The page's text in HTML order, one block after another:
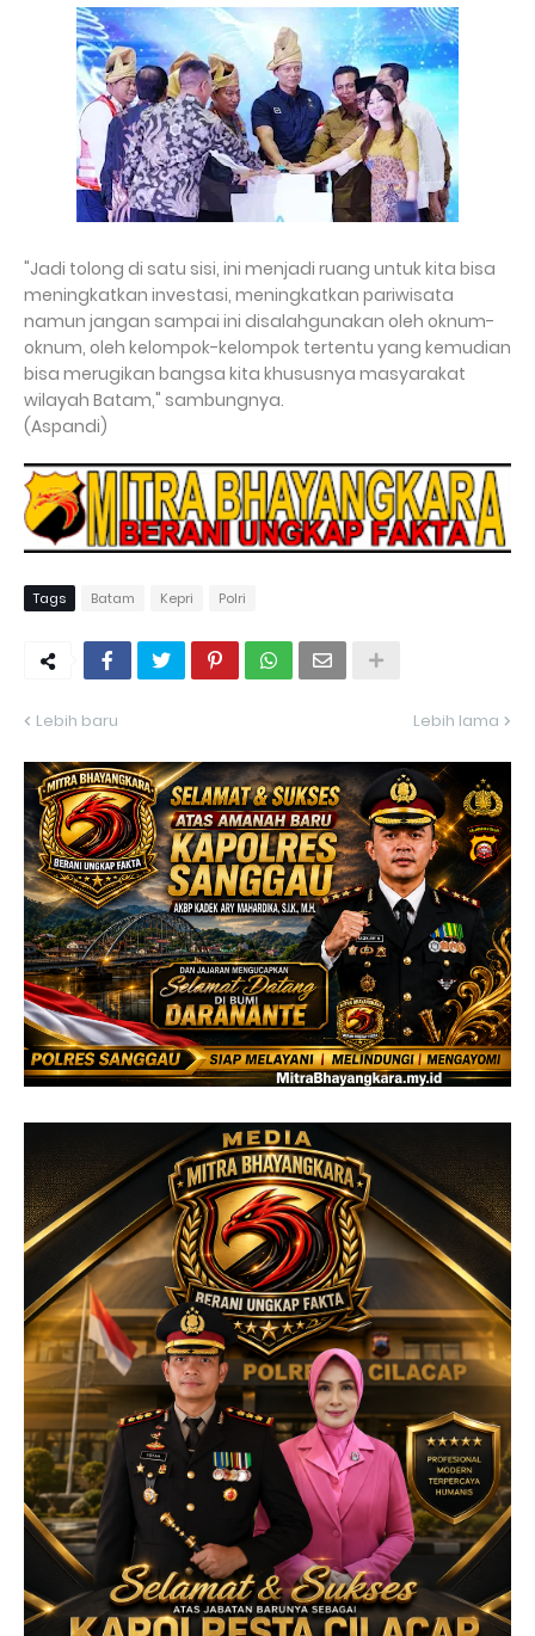
"Jadi tolong di satu sisi, ini menjadi ruang untuk kita bisa
meningkatkan investasi, meningkatkan pariwisata
namun jangan sampai ini disalahgunakan oleh oknum-
oknum, oleh kelompok-kelompok tertentu yang kemudian
bisa merugikan bangsa kita khususnya masyarakat
wilayah Batam," sambungnya.
(Aspandi)
Tags Batam Kepri Polri
Lebih baru Lebih lama